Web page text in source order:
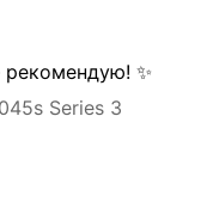
✨
Series 3